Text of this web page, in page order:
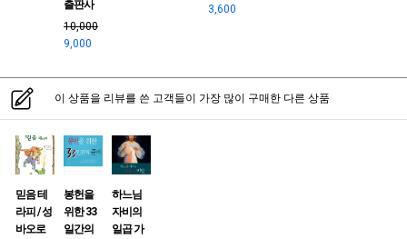
출판사
10,000
9,000
3,600
이 상품을 리뷰를 쓴 고객들이 가장 많이 구매한 다른 상품
믿음 테
라피 / 성
바오로
봉헌을
위한 33
일간의
하느님
자비의
일곱 가